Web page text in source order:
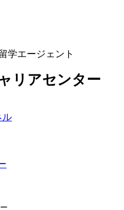
学エージェント
リアセンター
ル